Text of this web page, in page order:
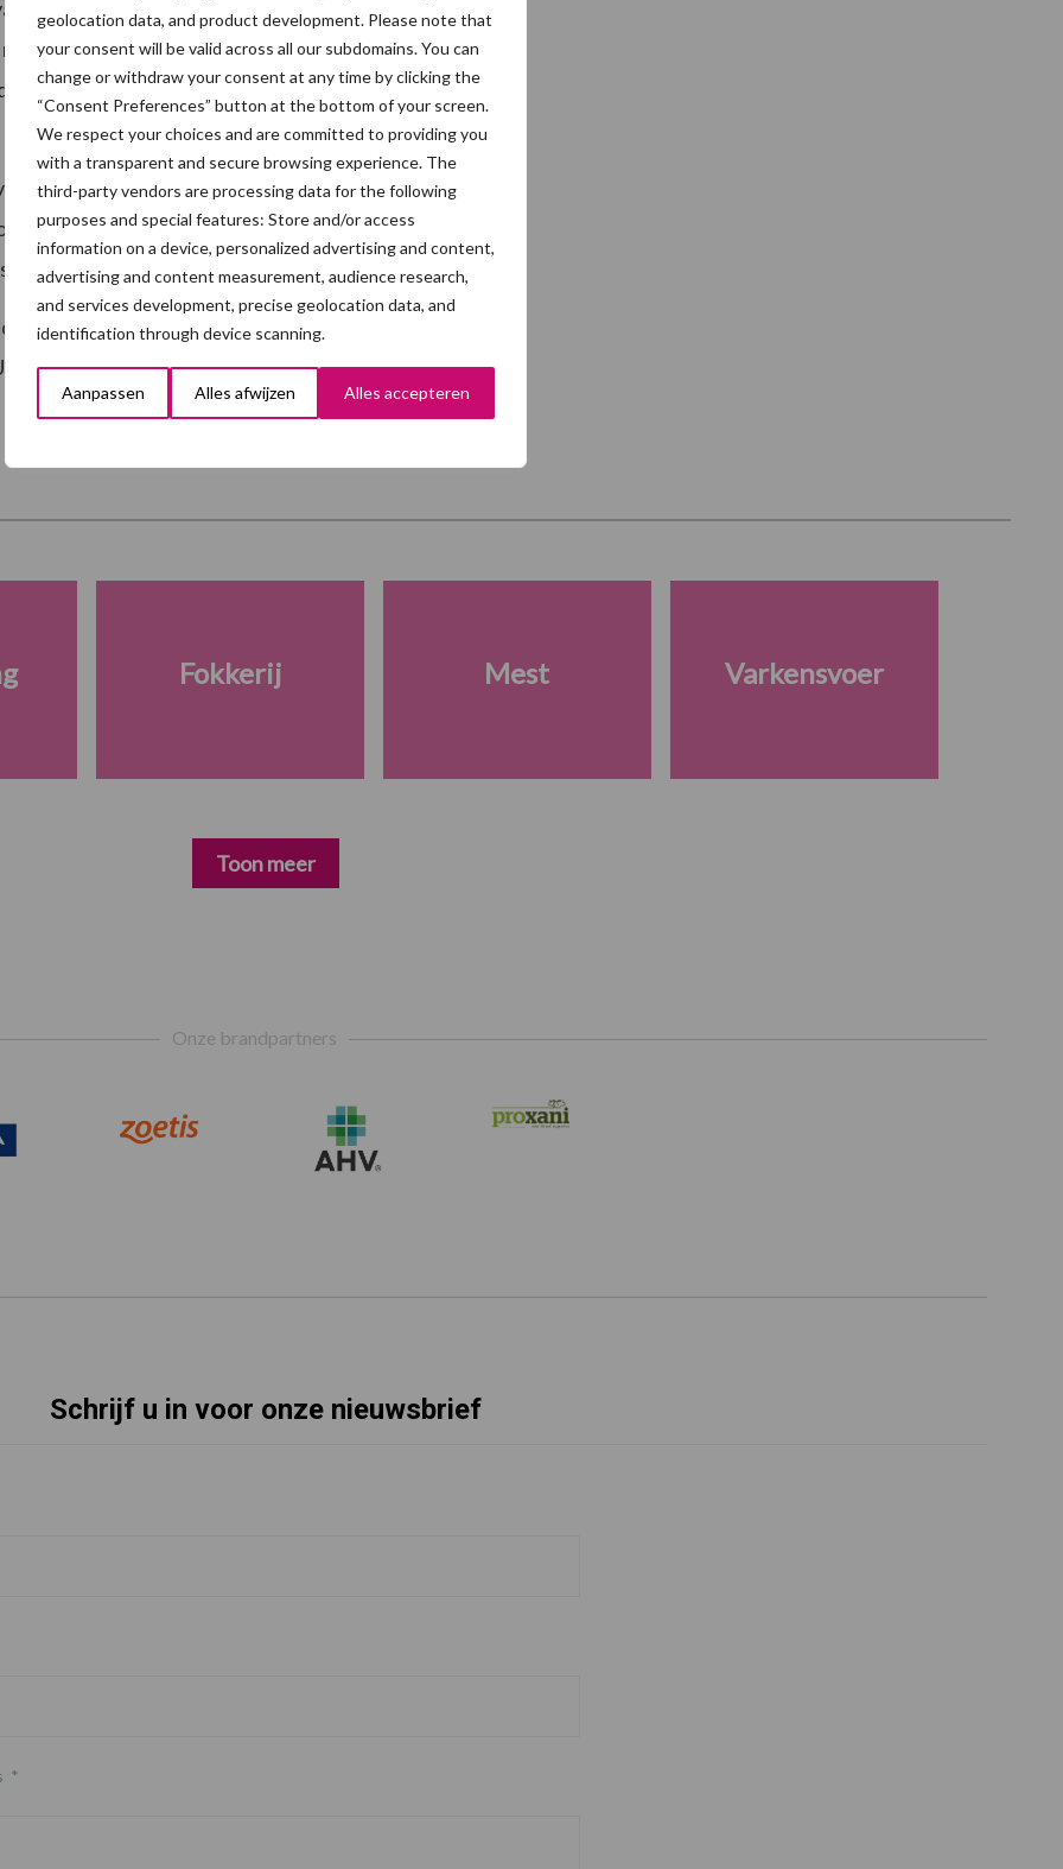
geolocation data, and product development. Please note that
your consent will be valid across all our subdomains. You can
change or withdraw your consent at any time by clicking the
“Consent Preferences” button at the bottom of your screen.
We respect your choices and are committed to providing you
with a transparent and secure browsing experience. The
third-party vendors are processing data for the following
purposes and special features: Store and/or access
information on a device, personalized advertising and content,
advertising and content measurement, audience research,
and services development, precise geolocation data, and
identification through device scanning.
Aanpassen Alles afwijzen Alles accepteren
de onderzochte reproductiecyclus bij de 491
voor afvoer naar het slachthuis. Zeugen
jonger dan zeugen die werden afgevoerd om
op de reproductieresultaten. Het drijft het
zeugen. Niet zozeer de reproductieresultaten
van het bedrijf worden getroffen.
20 december 2013, om 17 uur in auditorium
Gent , Salisburylaan 133, Merelbeke.
Fokkerij Mest Varkensvoer
Toon meer
Onze brandpartners
Schrijf u in voor onze nieuwsbrief
*